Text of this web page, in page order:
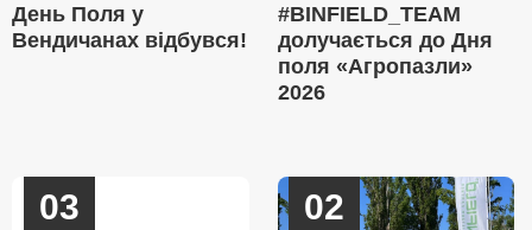
День Поля у
Вендичанах відбувся!
#BINFIELD_TEAM
долучається до Дня
поля «Агропазли»
2026
03 02